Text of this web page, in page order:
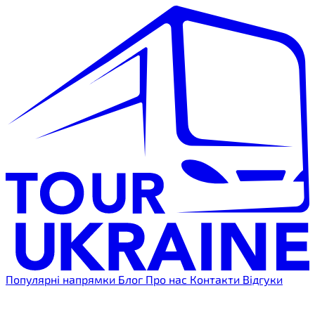
Популярні напрямки Блог Про нас Контакти Відгуки